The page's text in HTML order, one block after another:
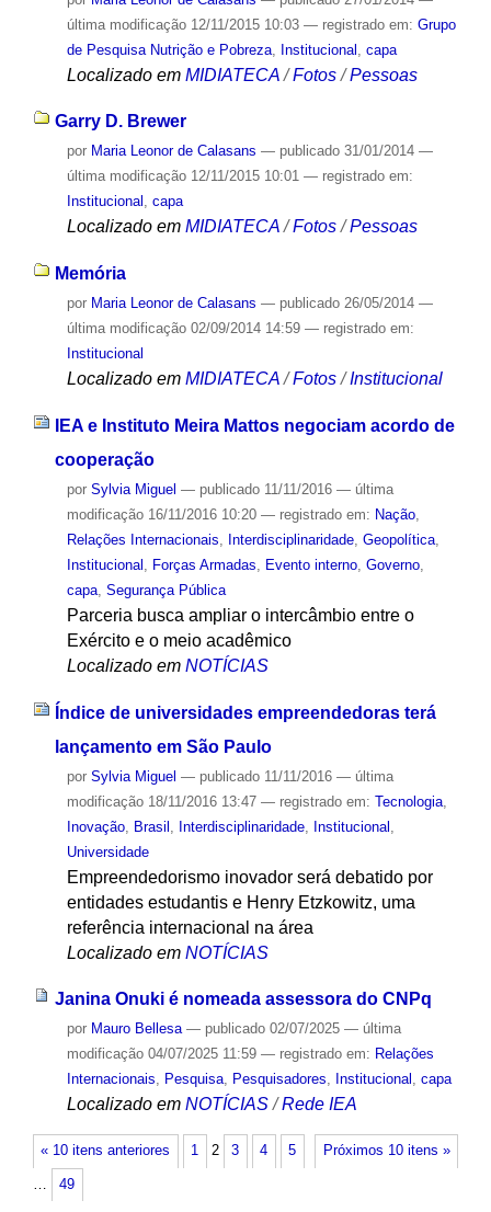
última modificação12/11/2015 10:03 — registrado em: Grupo
de Pesquisa Nutrição e Pobreza, Institucional capa
Localizado em MIDIATECA /Fotos /Pessoas
Garry D. Brewer
por Maria Leonor de Calasans — publicado31/01/2014 —
última modificação12/11/2015 10:01 — registrado em:
Institucional , capa
Localizado em MIDIATECA /Fotos /Pessoas
Memória
por Maria Leonor de Calasans — publicado26/05/2014 —
última modificação02/09/2014 14:59 — registrado em:
Institucional
Localizado em MIDIATECA /Fotos /Institucional
IEA e Instituto Meira Mattos negociam acordo de
cooperação
por Sylvia Miguel — publicado11/11/2016 — última
modificação16/11/2016 10:20 — registrado em: Nação,
Relações Internacionais
Interdisciplinaridade, Geopolítica,
Institucional
Forças Armadas Evento interno, Governo,
capa, Segurança Pública
Parceria busca ampliar o intercâmbio entre o
Exército e o meio acadêmico
Localizado em NOTÍCIAS
Índice de universidades empreendedoras terá
lançamento em São Paulo
por Sylvia Miguel — publicado11/11/2016 — última
modificação18/11/2016 13:47 — registrado em: Tecnologia,
Inovação, Brasil Interdisciplinaridade, Institucional
Universidade
Empreendedorismo inovador será debatido por
entidades estudantis e Henry Etzkowitz, uma
referência internacional na área
Localizado em NOTÍCIAS
Janina Onuki é nomeada assessora do CNPq
por Mauro Bellesa — publicado02/07/2025 — última
modificação04/07/2025 11:59 — registrado em: Relações
Internacionais, Pesquisa, Pesquisadores, Institucional , capa
Localizado em NOTÍCIAS /Rede IEA
« 10 itens anteriores Próximos 10 itens »
1 2 3 4 5
… 49